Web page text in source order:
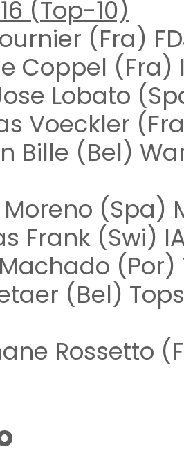
(Top-10)
(Fra)
Coppel
Lobato
Voeckler
Bille (Bel)
Frank (Swi)
(Bel)
Rossetto